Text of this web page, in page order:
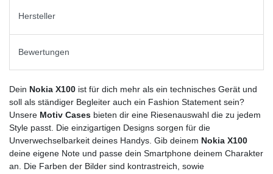
Hersteller
Bewertungen
Dein Nokia X100 ist für dich mehr als ein technisches Gerät und
soll als ständiger Begleiter auch ein Fashion Statement sein?
Unsere Motiv Cases bieten dir eine Riesenauswahl die zu jedem
Style passt. Die einzigartigen Designs sorgen für die
Unverwechselbarkeit deines Handys. Gib deinem Nokia X100
deine eigene Note und passe dein Smartphone deinem Charakter
an. Die Farben der Bilder sind kontrastreich, sowie